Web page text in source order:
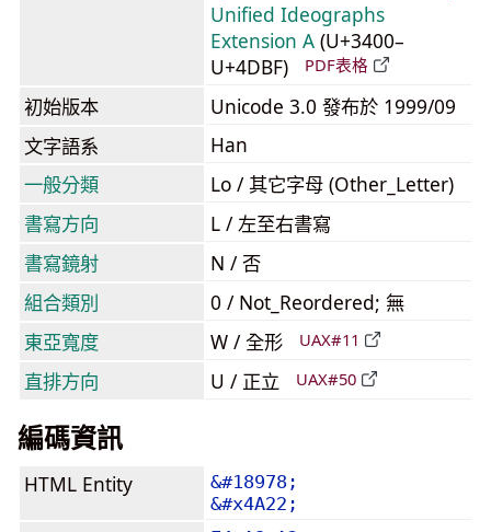
Unified Ideographs
Extension A (U+3400–
U+4DBF)
PDF表格
初始版本
Unicode 3.0 發布於 1999/09
文字語系
Han
一般分類
Lo / 其它字母 (Other_Letter)
書寫方向
L / 左至右書寫
書寫鏡射
N / 否
組合類別
0 / Not_Reordered; 無
東亞寬度
W / 全形 UAX#11
直排方向 U / 正立 UAX#50
編碼資訊
HTML Entity
&#18978;
&#x4A22;